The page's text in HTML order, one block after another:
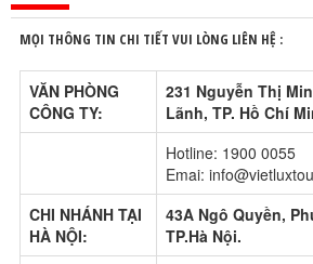
MỌI THÔNG TIN CHI TIẾT VUI LÒNG LIÊN HỆ :
VĂN PHÒNG
CÔNG TY:
231 Nguyễn Thị
Lãnh, TP. Hồ Chí
Hotline: 1900 0055
Emai:
CHI NHÁNH TẠI
HÀ NỘI:
43A Ngô Quyền,
TP.Hà Nội.